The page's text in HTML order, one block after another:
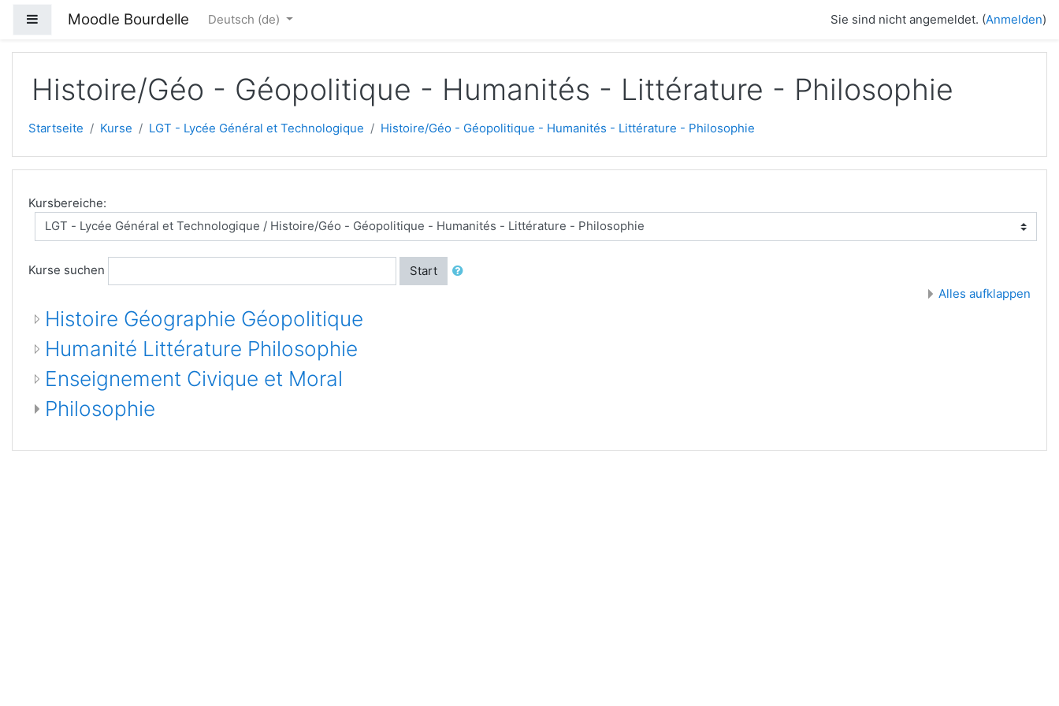
Website-Übersicht
Moodle Bourdelle Deutsch ‎(de)‎ Sie sind nicht angemeldet. (Anmelden)
Histoire/Géo - Géopolitique - Humanités - Littérature - Philosophie
Startseite Kurse LGT - Lycée Général et Technologique Histoire/Géo - Géopolitique - Humanités - Littérature - Philosophie
Kursbereiche:
Kurse suchen
Start
Alles aufklappen
Histoire Géographie Géopolitique
Humanité Littérature Philosophie
Enseignement Civique et Moral
Philosophie